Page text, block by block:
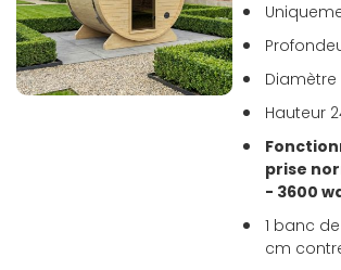
Diamètre
Hauteur
prise
- 3600
1 banc
cm